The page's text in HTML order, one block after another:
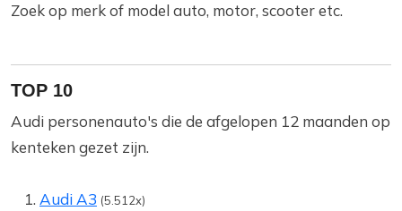
Zoek op merk of model auto, motor, scooter etc.
TOP 10
Audi personenauto's die de afgelopen 12 maanden op
kenteken gezet zijn.
Audi A3 (5.512x)